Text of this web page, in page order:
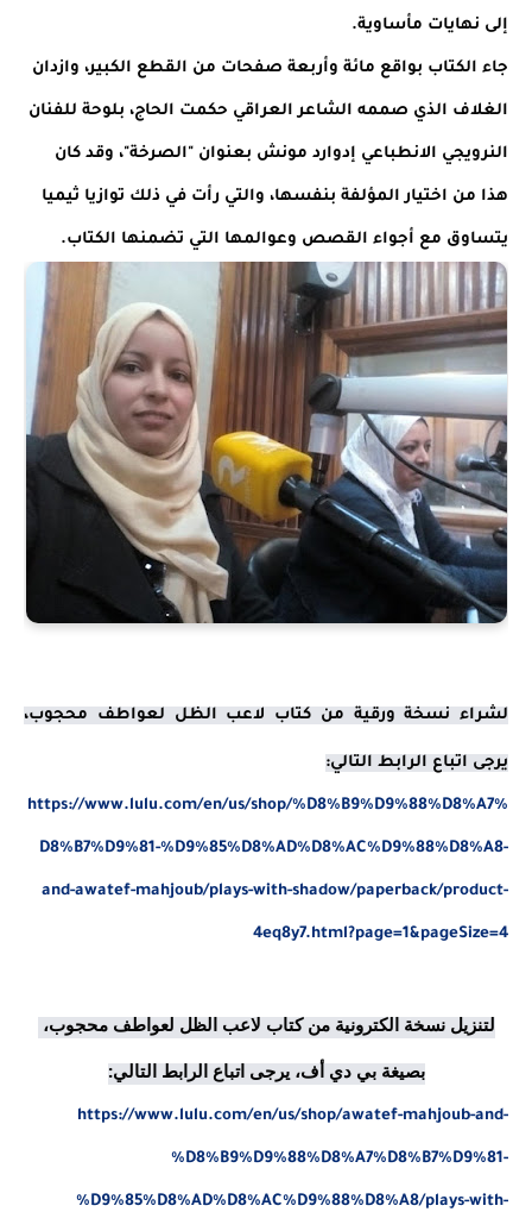
إلى نهايات مأساوية.
يتساوق مع أجواء القصص وعوالمها التي تضمنها الكتاب.
يرجى اتباع الرابط التالي:
https://www.lulu.com/en/us/shop/%D8%B9%D9%88%D8%A7%
D8%B7%D9%81-%D9%85%D8%AD%D8%AC%D9%88%D8%A8-
and-awatef-mahjoub/plays-with-shadow/paperback/product-
4eq8y7.html?page=1&pageSize=4
لتنزيل نسخة الكترونية من كتاب لاعب الظل لعواطف محجوب،
بصيغة بي دي أف، يرجى اتباع الرابط التالي:
https://www.lulu.com/en/us/shop/awatef-mahjoub-and-
%D8%B9%D9%88%D8%A7%D8%B7%D9%81-
%D9%85%D8%AD%D8%AC%D9%88%D8%A8/plays-with-